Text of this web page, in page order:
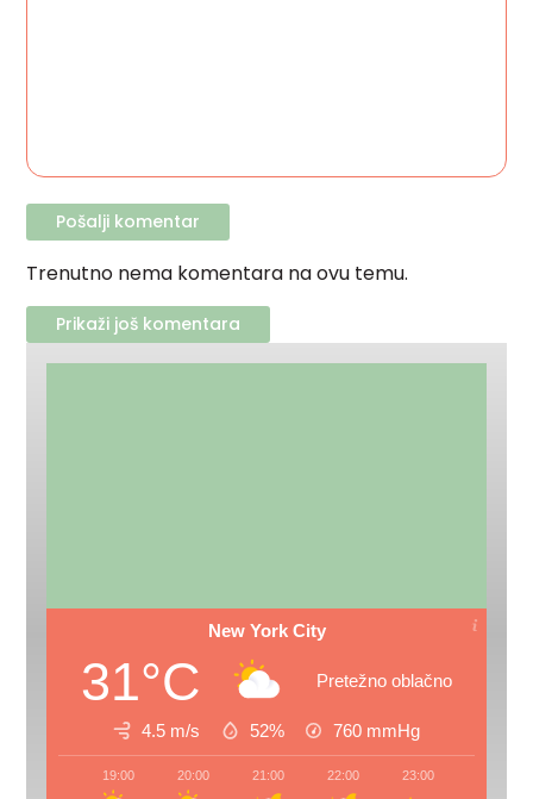
Trenutno nema komentara na ovu temu.
Prikaži još komentara
New York City
31°C Pretežno oblačno
4.5 m/s 52% 760 mmHg
19:00 20:00 21:00 22:00 23:00